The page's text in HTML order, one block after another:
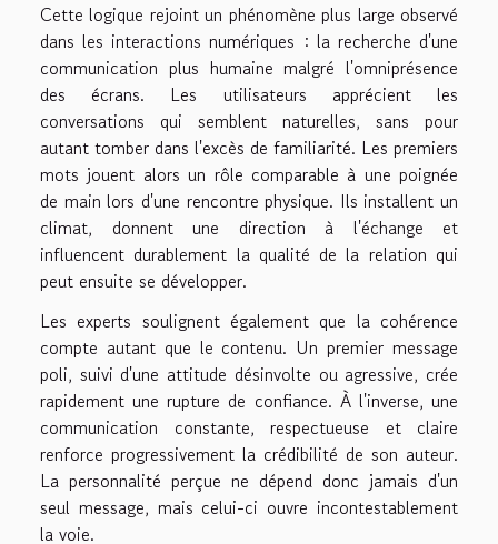
Cette logique rejoint un phénomène plus large observé
dans les interactions numériques : la recherche d'une
communication plus humaine malgré l'omniprésence
des écrans. Les utilisateurs apprécient les
conversations qui semblent naturelles, sans pour
autant tomber dans l'excès de familiarité. Les premiers
mots jouent alors un rôle comparable à une poignée
de main lors d'une rencontre physique. Ils installent un
climat, donnent une direction à l'échange et
influencent durablement la qualité de la relation qui
peut ensuite se développer.
Les experts soulignent également que la cohérence
compte autant que le contenu. Un premier message
poli, suivi d'une attitude désinvolte ou agressive, crée
rapidement une rupture de confiance. À l'inverse, une
communication constante, respectueuse et claire
renforce progressivement la crédibilité de son auteur.
La personnalité perçue ne dépend donc jamais d'un
seul message, mais celui-ci ouvre incontestablement
la voie.